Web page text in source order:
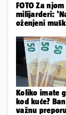
FOTO Za
milijarderi:
oženjeni
Koliko imate
kod kuće?
važnu